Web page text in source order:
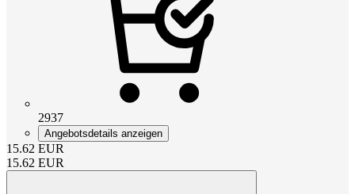
2937
Angebotsdetails anzeigen
15.62 EUR
15.62 EUR